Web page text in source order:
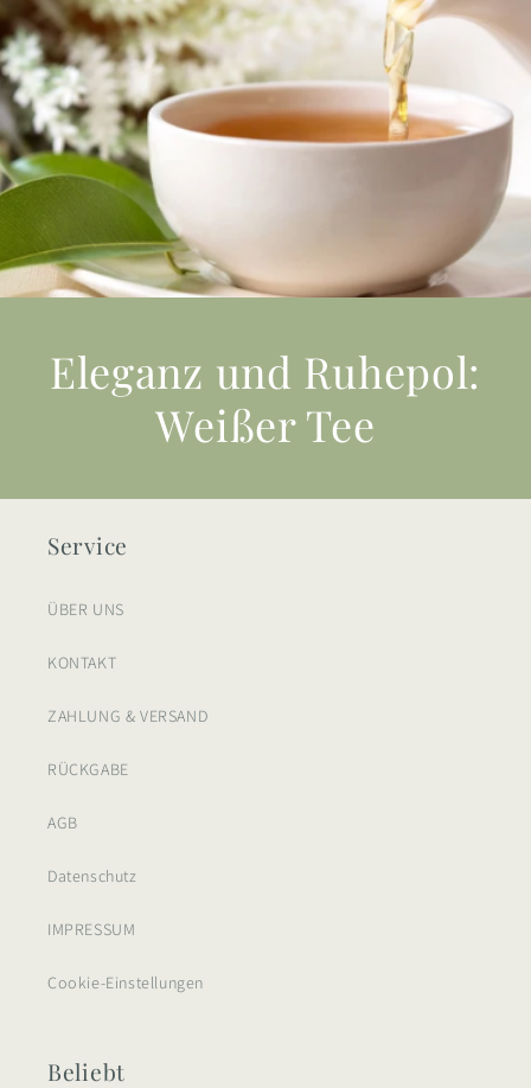
Eleganz und Ruhepol:
Weißer Tee
Service
ÜBER UNS
KONTAKT
ZAHLUNG & VERSAND
RÜCKGABE
AGB
Datenschutz
IMPRESSUM
Cookie-Einstellungen
Beliebt